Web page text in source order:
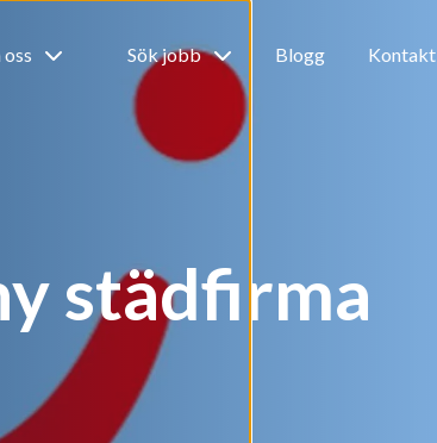
Sök jobb Blogg Kontakt
städfirma